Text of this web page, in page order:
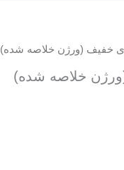
خفیف (ورژن خلاصه شده)
خلاصه شده)